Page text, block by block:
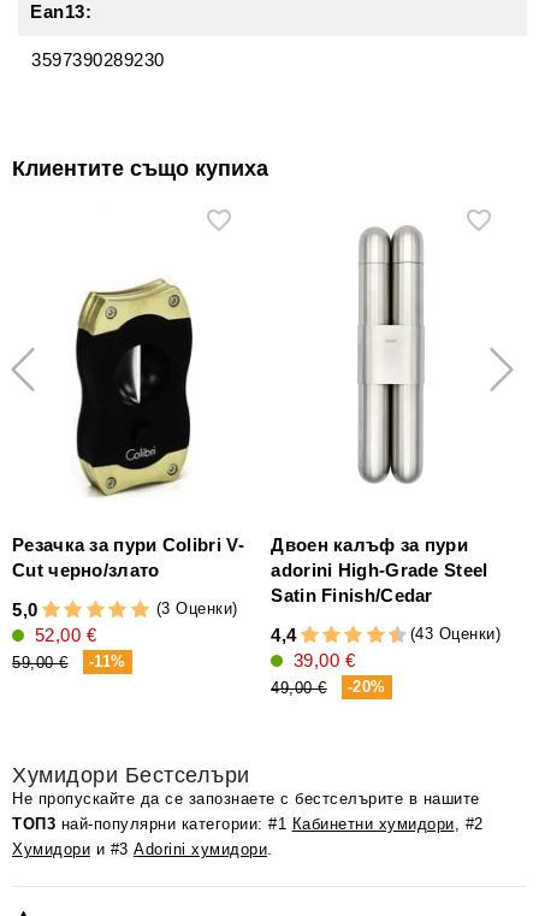
Ean13:
3597390289230
Клиентите също купиха
Резачка за пури Colibri V-
Cut черно/злато
5,0
(3 Оценки)
52,00 €
59,00 € -11%
Двоен калъф за пури
adorini High-Grade Steel
Satin Finish/Cedar
4,4
(43 Оценки)
39,00 €
49,00 € -20%
Хумидори Бестселъри
Не пропускайте да се запознаете с бестселърите в нашите
ТОП3 най-популярни категории: #1 Кабинетни хумидори, #2
Хумидори и #3 Adorini хумидори.